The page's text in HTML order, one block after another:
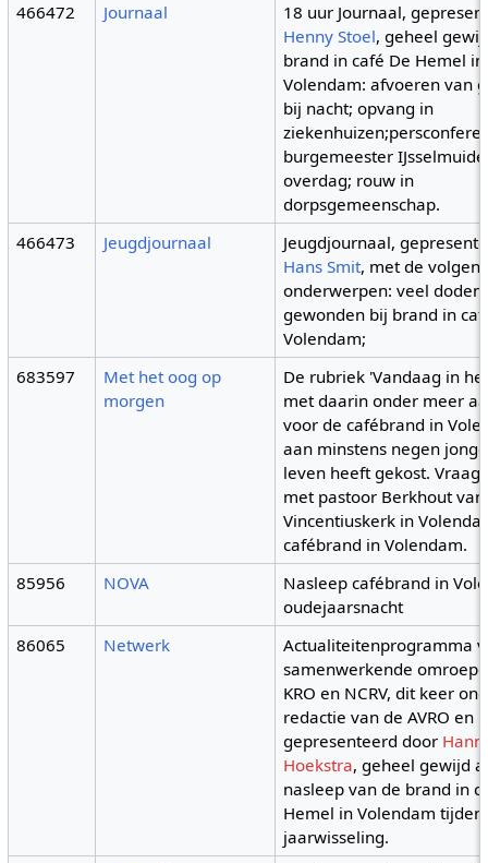
466472
Journaal
18 uur Journaal,
Henny Stoel, geheel
brand in café De Hemel in
Volendam: afvoeren van
bij nacht; opvang in
burgemeester
overdag; rouw in
dorpsgemeenschap.
466473
Jeugdjournaal
Jeugdjournaal,
Hans Smit, met de
onderwerpen: veel doden
gewonden bij brand in
Volendam;
683597
Met het oog op
morgen
De rubriek 'Vandaag in
met daarin onder meer
voor de cafébrand in
aan minstens negen
leven heeft gekost.
met pastoor Berkhout van
Vincentiuskerk in
cafébrand in Volendam.
85956
NOVA
Nasleep cafébrand in
oudejaarsnacht
86065
Netwerk
Actualiteitenprogramma
samenwerkende
KRO en NCRV, dit keer
redactie van de AVRO en
gepresenteerd door
Hoekstra, geheel gewijd
nasleep van de brand in
Hemel in Volendam
jaarwisseling.